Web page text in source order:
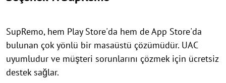
SupRemo, hem Play Store'da hem de App Store'da
bulunan çok yönlü bir masaüstü çözümüdür. UAC
uyumludur ve müşteri sorunlarını çözmek için ücretsiz
destek sağlar.